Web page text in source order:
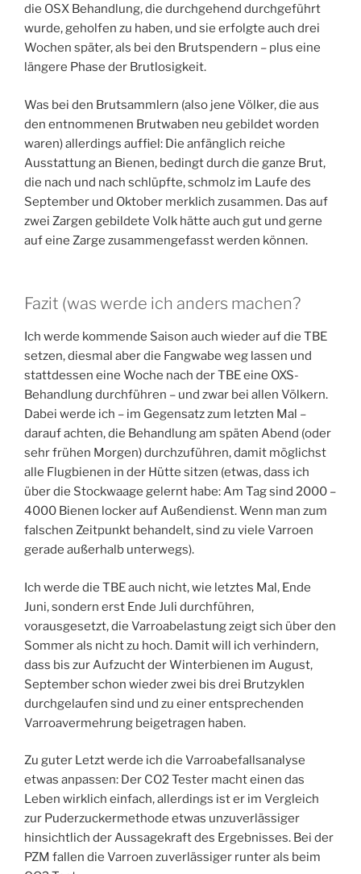
die OSX Behandlung, die durchgehend durchgeführt
wurde, geholfen zu haben, und sie erfolgte auch drei
Wochen später, als bei den Brutspendern – plus eine
längere Phase der Brutlosigkeit.
Was bei den Brutsammlern (also jene Völker, die aus
den entnommenen Brutwaben neu gebildet worden
waren) allerdings auffiel: Die anfänglich reiche
Ausstattung an Bienen, bedingt durch die ganze Brut,
die nach und nach schlüpfte, schmolz im Laufe des
September und Oktober merklich zusammen. Das auf
zwei Zargen gebildete Volk hätte auch gut und gerne
auf eine Zarge zusammengefasst werden können.
Fazit (was werde ich anders machen?
Ich werde kommende Saison auch wieder auf die TBE
setzen, diesmal aber die Fangwabe weg lassen und
stattdessen eine Woche nach der TBE eine OXS-
Behandlung durchführen – und zwar bei allen Völkern.
Dabei werde ich – im Gegensatz zum letzten Mal –
darauf achten, die Behandlung am späten Abend (oder
sehr frühen Morgen) durchzuführen, damit möglichst
alle Flugbienen in der Hütte sitzen (etwas, dass ich
über die Stockwaage gelernt habe: Am Tag sind 2000 –
4000 Bienen locker auf Außendienst. Wenn man zum
falschen Zeitpunkt behandelt, sind zu viele Varroen
gerade außerhalb unterwegs).
Ich werde die TBE auch nicht, wie letztes Mal, Ende
Juni, sondern erst Ende Juli durchführen,
vorausgesetzt, die Varroabelastung zeigt sich über den
Sommer als nicht zu hoch. Damit will ich verhindern,
dass bis zur Aufzucht der Winterbienen im August,
September schon wieder zwei bis drei Brutzyklen
durchgelaufen sind und zu einer entsprechenden
Varroavermehrung beigetragen haben.
Zu guter Letzt werde ich die Varroabefallsanalyse
etwas anpassen: Der CO2 Tester macht einen das
Leben wirklich einfach, allerdings ist er im Vergleich
zur Puderzuckermethode etwas unzuverlässiger
hinsichtlich der Aussagekraft des Ergebnisses. Bei der
PZM fallen die Varroen zuverlässiger runter als beim